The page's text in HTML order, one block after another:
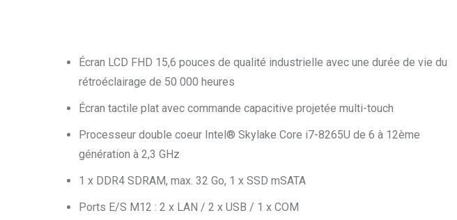
Écran LCD FHD 15,6 pouces de qualité industrielle avec une durée de vie du
rétroéclairage de 50 000 heures
Écran tactile plat avec commande capacitive projetée multi-touch
Processeur double coeur Intel® Skylake Core i7-8265U de 6 à 12ème
génération à 2,3 GHz
1 x DDR4 SDRAM, max. 32 Go, 1 x SSD mSATA
Ports E/S M12 : 2 x LAN / 2 x USB / 1 x COM